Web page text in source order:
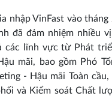
nhập VinFast vào
đã đảm nhiệm nhiều
các lĩnh vực từ Phát
mãi, bao gồm Phó
- Hậu mãi Toàn
và Kiểm soát Chất